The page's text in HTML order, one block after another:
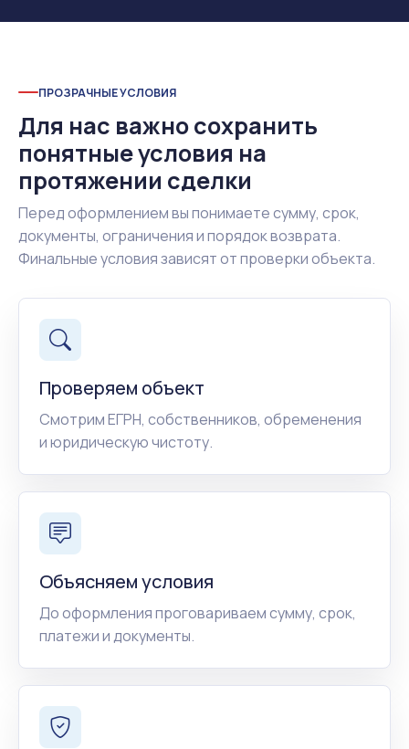
ПРОЗРАЧНЫЕ УСЛОВИЯ
Для нас важно сохранить
понятные условия на
протяжении сделки
Перед оформлением вы понимаете сумму, срок,
документы, ограничения и порядок возврата.
Финальные условия зависят от проверки объекта.
Проверяем объект
Смотрим ЕГРН, собственников, обременения
и юридическую чистоту.
Объясняем условия
До оформления проговариваем сумму, срок,
платежи и документы.